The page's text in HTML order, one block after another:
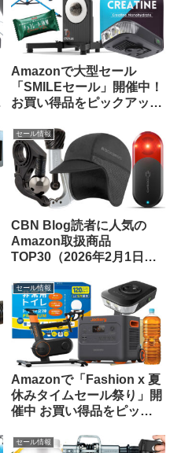
Amazonで大型セール
「SMILEセール」開催中！
お買い得品をピックアップ
セール情報
CBN Blog読者に人気の
Amazon取扱商品
TOP30（2026年2月1日
セール情報
Amazonで「Fashion x 夏
休みタイムセール祭り」開
催中 お買い得品をピック
セール情報